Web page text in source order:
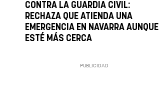
CONTRA LA GUARDIA CIVIL:
RECHAZA QUE ATIENDA UNA
EMERGENCIA EN NAVARRA AUNQUE
ESTÉ MÁS CERCA